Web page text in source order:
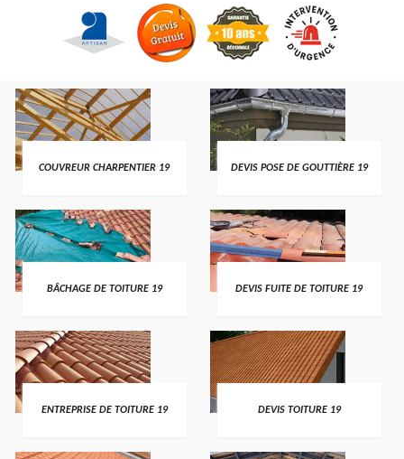
COUVREUR CHARPENTIER 19 DEVIS POSE DE GOUTTIÈRE 19
BÂCHAGE DE TOITURE 19 DEVIS FUITE DE TOITURE 19
ENTREPRISE DE TOITURE 19 DEVIS TOITURE 19